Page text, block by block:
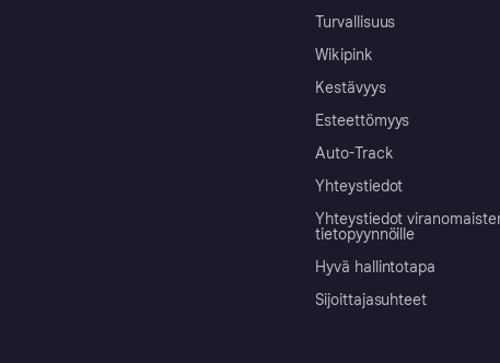
Turvallisuus
Wikipink
Kestävyys
Esteettömyys
Auto-Track
Yhteystiedot
Yhteystiedot
tietopyynnöille
Hyvä hallintotapa
Sijoittajasuhteet